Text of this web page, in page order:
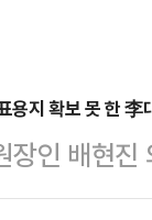
용지 확보 못 한 李
장인 배현
선거 개입